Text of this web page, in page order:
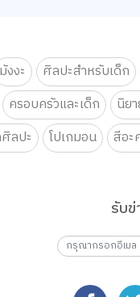
มังงะ ศิลปะสำหรับเด็ก
ครอบครัวและเด็ก นิย
ลปะ โปเกมอน สีอะ
รับข่